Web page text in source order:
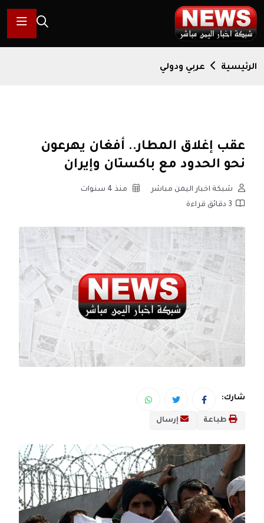
الرئيسية عربي ودولي
عقب إغلاق المطار.. أفغان يهرعون
نحو الحدود مع باكستان وإيران
شبكة اخبار اليمن مباشر
منذ 4 سنوات
3 دقائق قراءة
شارك:
طباعة إرسال